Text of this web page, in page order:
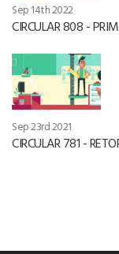
Sep 14th 2022
CIRCULAR 808 -
Sep 23rd 2021
CIRCULAR 781 -